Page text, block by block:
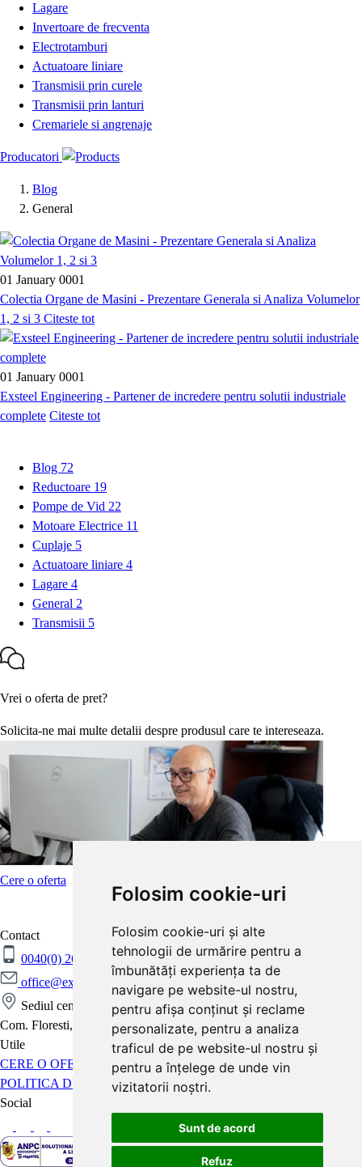
Folosim cookie-uri
Folosim cookie-uri și alte
tehnologii de urmărire pentru a
îmbunătăți experiența ta de
navigare pe website-ul nostru,
pentru afișa conținut și reclame
personalizate, pentru a analiza
traficul de pe website-ul nostru și
pentru a înțelege de unde vin
vizitatorii noștri.
Sunt de acord
Refuz
Lagare
Invertoare de frecventa
Electrotamburi
Actuatoare liniare
Transmisii prin curele
Transmisii prin lanturi
Cremariele si angrenaje
Producatori
Blog
General
01 January 0001
Colectia Organe de Masini - Prezentare Generala si Analiza Volumelor
1, 2 si 3 Citeste tot
01 January 0001
Exsteel Engineering - Partener de incredere pentru solutii industriale
complete Citeste tot
Blog 72
Reductoare 19
Pompe de Vid 22
Motoare Electrice 11
Cuplaje 5
Actuatoare liniare 4
Lagare 4
General 2
Transmisii 5
Vrei o oferta de pret?
Solicita-ne mai multe detalii despre produsul care te intereseaza.
Cere o oferta
Contact
0040(0) 264 265 176 0040(0) 264 265 506
office@exsteel.ro
Sediul central: Str Vidului nr 7
Com. Floresti, Judetul Cluj, Romania
Utile
CERE O OFERTA
PRODUSE DESPRE NOI CONTACT
POLITICA DE CONFIDENTIALITATE
Social